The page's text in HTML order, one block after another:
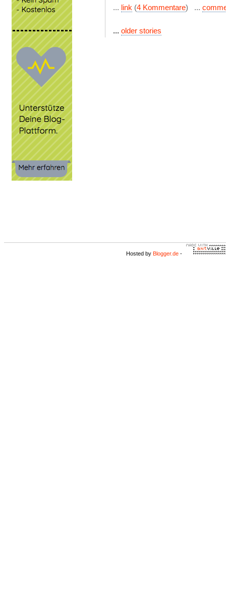
... link (4 Kommentare) ...
... older stories
Hosted by Blogger.de -